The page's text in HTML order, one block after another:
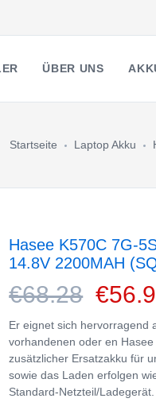
ÜBER UNS
Startseite Laptop Akku
Hasee K570C 7G-
14.8V 2200MAH
€68.28
Er eignet sich hervorragend
vorhandenen oder en
zusätzlicher Ersatzakku für
sowie das Laden erfolgen
Standard-Netzteil/Ladegerät.